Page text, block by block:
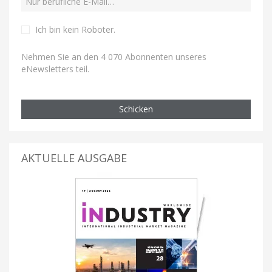
Ich bin kein Roboter.
Nehmen Sie an den 4 070 Abonnenten unseres
eNewsletters teil.
Schicken
AKTUELLE AUSGABE